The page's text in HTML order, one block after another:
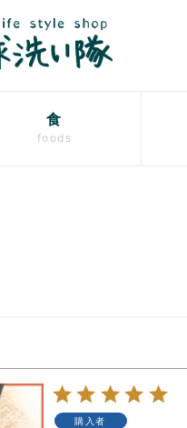
食
foods
購入者